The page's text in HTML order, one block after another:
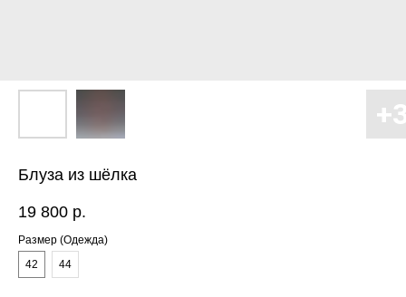
Блуза из шёлка
19 800 р.
Размер (Одежда)
42
44